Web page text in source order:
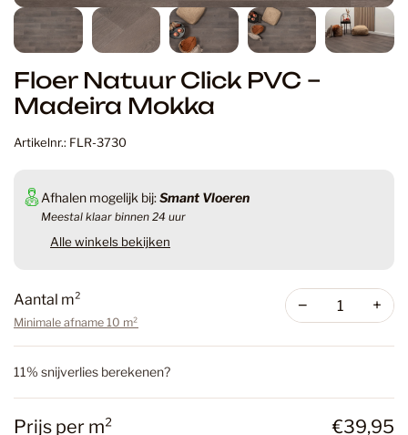
Floer Natuur Click PVC –
Madeira Mokka
Artikelnr.: FLR-3730
Afhalen mogelijk bij:Smant Vloeren
Meestal klaar binnen 24 uur
Alle winkels bekijken
Aantal m²
Minimale afname 10 m²
− +
11% snijverlies berekenen?
Prijs per m² €39,95